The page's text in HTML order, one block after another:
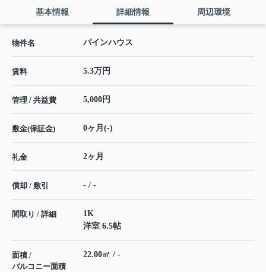
基本情報 詳細情報 周辺環境
物件名 パインハウス
賃料 5.3万円
管理 / 共益費 5,000円
敷金(保証金) 0ヶ月(-)
礼金 2ヶ月
償却 / 敷引 - / -
間取り / 詳細
1K
洋室 6.5帖
面積 /
バルコニー面積
22.00㎡ / -